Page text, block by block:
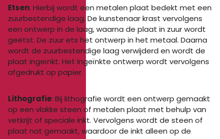
Etsen: Hierbij wordt een metalen plaat bedekt met een
zuurbestendige laag. De kunstenaar krast vervolgens
een ontwerp in de laag, waarna de plaat in zuur wordt
geëtst. De zuur ets het ontwerp in het metaal. Daarna
wordt de zuurbestendige laag verwijderd en wordt de
plaat ingeïnkt. Het ingeïnkte ontwerp wordt vervolgens
afgedrukt op papier.
Lithografie: Bij lithografie wordt een ontwerp gemaakt
op een vlakke steen of metalen plaat met behulp van
vetkrijt of speciale inkt. Vervolgens wordt de steen of
plaat nat gemaakt, waardoor de inkt alleen op de